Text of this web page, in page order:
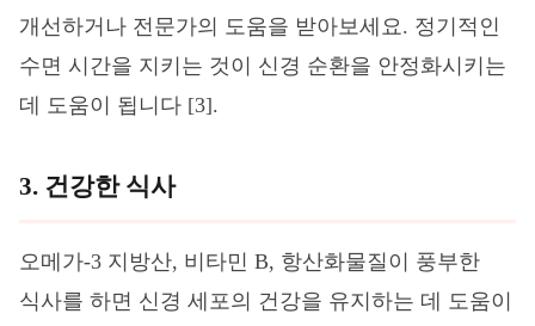
개선하거나 전문가의 도움을 받아보세요. 정기적인
수면 시간을 지키는 것이 신경 순환을 안정화시키는
데 도움이 됩니다 [3].
3. 건강한 식사
오메가-3 지방산, 비타민 B, 항산화물질이 풍부한
식사를 하면 신경 세포의 건강을 유지하는 데 도움이